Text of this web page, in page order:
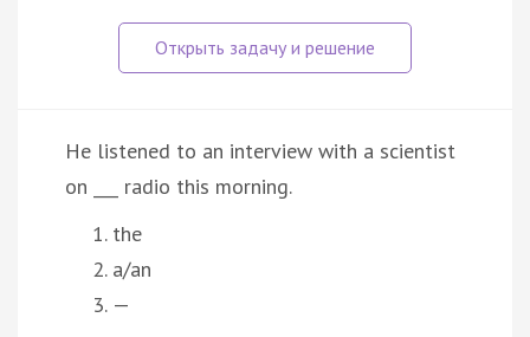
He listened to an interview with a scientist
on ___ radio this morning.
the
a/an
—